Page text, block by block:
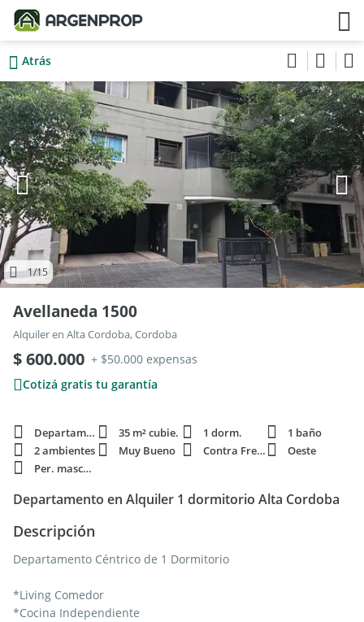
Atrás
1/15
Avellaneda 1500
Alquiler en Alta Cordoba, Cordoba
$ 600.000 + $50.000 expensas
Cotizá gratis tu garantía
Departamento 35 m² cubie. 1 dorm.
1 baño
2 ambientes
Muy Bueno Contra Frente
Oeste
Per. mascota
Departamento en Alquiler 1 dormitorio Alta Cordoba
Descripción
Departamento Céntrico de 1 Dormitorio
*Living Comedor
*Cocina Independiente